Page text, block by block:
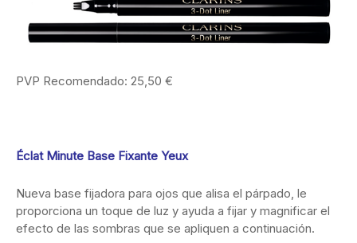
PVP Recomendado: 25,50 €
Éclat Minute Base Fixante Yeux
Nueva base fijadora para ojos que alisa el párpado, le
proporciona un toque de luz y ayuda a fijar y magnificar el
efecto de las sombras que se apliquen a continuación.